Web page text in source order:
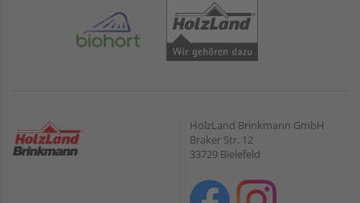
HolzLand Brinkmann GmbH
Braker Str. 12
33729 Bielefeld